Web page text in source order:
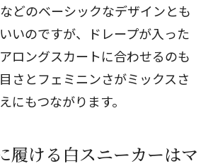
どのベーシックなデザインとも
いのですが、ドレープが入った
ロングスカートに合わせるのも
さとフェミニンさがミックスさ
にもつながります。
履ける白スニーカーはマ